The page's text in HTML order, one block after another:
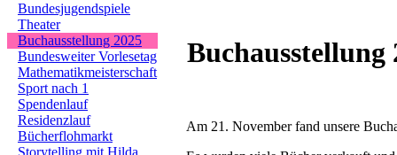
Bundesjugendspiele
Theater
Buchausstellung 2025
Bundesweiter Vorlesetag
Mathematikmeisterschaft
Sport nach 1
Spendenlauf
Residenzlauf
Bücherflohmarkt
Storytelling mit Hilda
Buchausstellung
Am 21. November fand unsere